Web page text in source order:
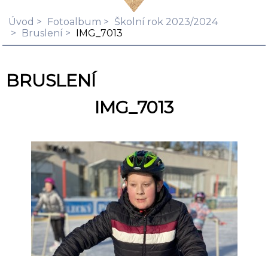
Úvod Fotoalbum
Školní rok 2023/2024
Bruslení
IMG_7013
BRUSLENÍ
IMG_7013